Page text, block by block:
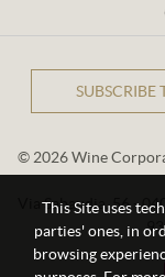
This Site uses
parties' ones, in
browsing
SUBSCRIBE
© 2026 Wine
Via Sabaudia, 56 -